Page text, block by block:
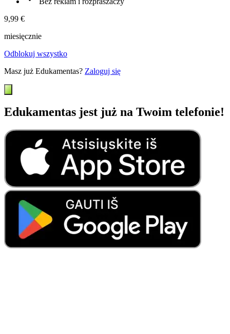
9,99 €
miesięcznie
Odblokuj wszystko
Masz już Edukamentas? Zaloguj się
Edukamentas jest już na Twoim telefonie!